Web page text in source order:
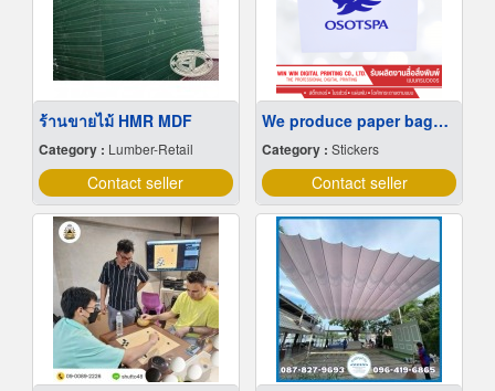
ร้านขายไม้ HMR MDF
Category : Lumber-Retail
Contact seller
We produce paper bags at low prices.
Category : Stickers
Contact seller